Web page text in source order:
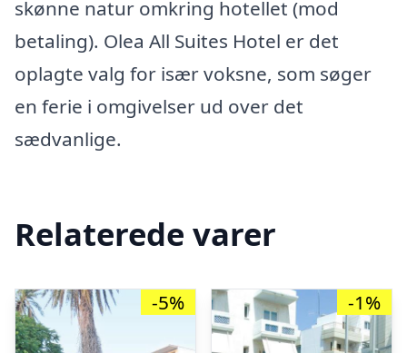
skønne natur omkring hotellet (mod
betaling). Olea All Suites Hotel er det
oplagte valg for især voksne, som søger
en ferie i omgivelser ud over det
sædvanlige.
Relaterede varer
-5% -1%